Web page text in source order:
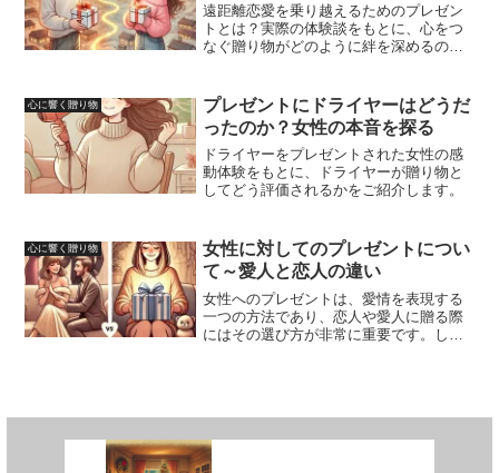
遠距離恋愛を乗り越えるためのプレゼン
トとは？実際の体験談をもとに、心をつ
なぐ贈り物がどのように絆を深めるのか
心に響く贈り物
プレゼントにドライヤーはどうだ
ったのか？女性の本音を探る
ドライヤーをプレゼントされた女性の感
動体験をもとに、ドライヤーが贈り物と
してどう評価されるかをご紹介します。
心に響く贈り物
女性に対してのプレゼントについ
て～愛人と恋人の違い
女性へのプレゼントは、愛情を表現する
一つの方法であり、恋人や愛人に贈る際
にはその選び方が非常に重要です。しか